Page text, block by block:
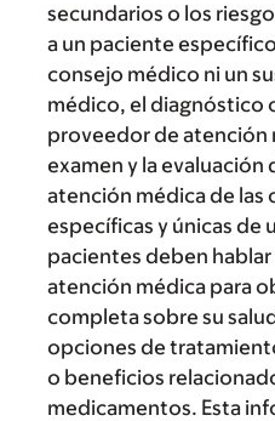
secundarios o los
a un paciente
consejo médico ni un
médico, el diagnóstico
proveedor de atención
examen y la
atención médica de las
específicas y únicas de
pacientes deben
atención médica para
completa sobre su
opciones de
o beneficios
medicamentos. Esta